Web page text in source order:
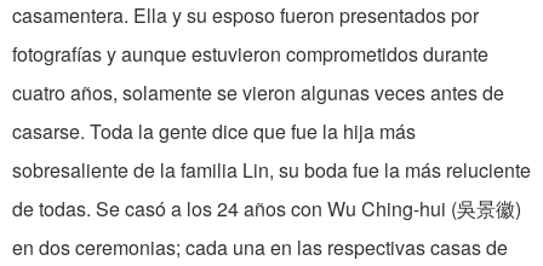
casamentera. Ella y su esposo fueron presentados por
fotografías y aunque estuvieron comprometidos durante
cuatro años, solamente se vieron algunas veces antes de
casarse. Toda la gente dice que fue la hija más
sobresaliente de la familia Lin, su boda fue la más reluciente
de todas. Se casó a los 24 años con Wu Ching-hui (吳景徽)
en dos ceremonias; cada una en las respectivas casas de